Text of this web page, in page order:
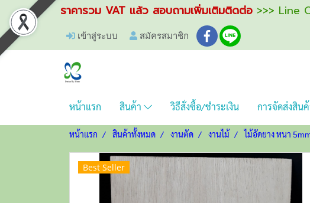
ราคารวม VAT แล้ว สอบถามเพิ่มเติมติดต่อ >>> Line
เข้าสู่ระบบ สมัครสมาชิก
หน้าแรก สินค้า วิธีสั่งซื้อ/ชำระเงิน การจัดส่งสิน
หน้าแรก สินค้าทั้งหมด งานตัด งานไม้ ไม้อัดยาง หนา
Best Seller